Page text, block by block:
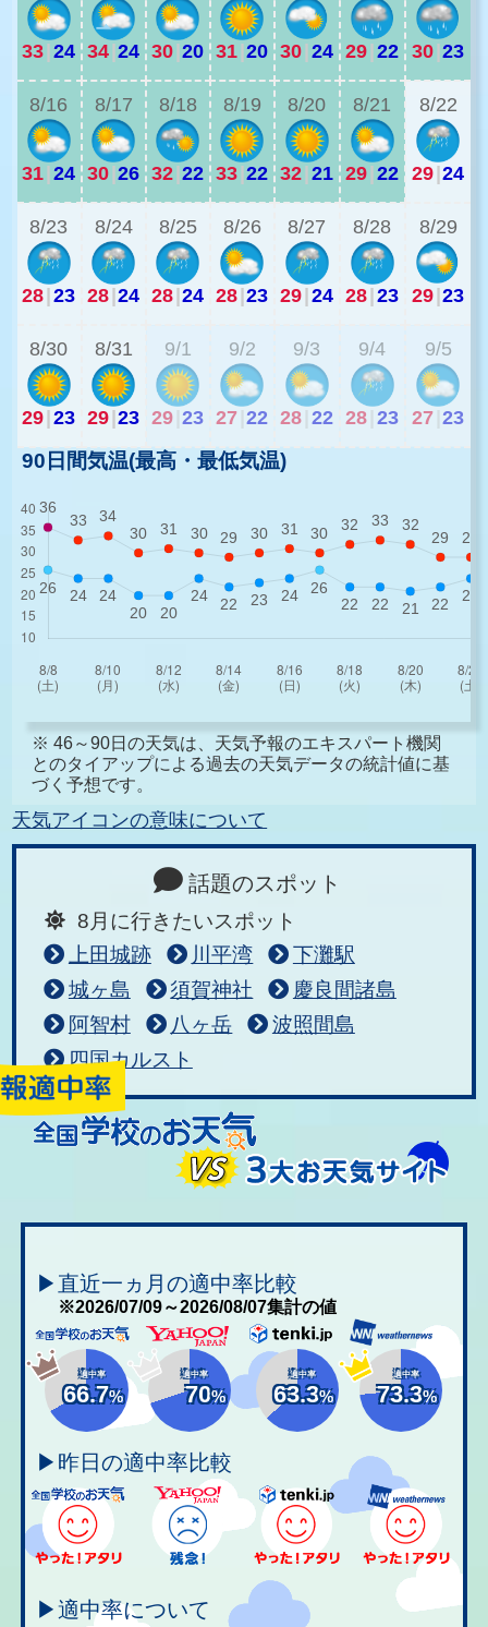
33|24 34|24 30|20 31|20 30|24 29|22 30|23
8/16
31|24
8/17
30|26
8/18
32|22
8/19
33|22
8/20
32|21
8/21
29|22
8/22
29|24
8/23
28|23
8/24
28|24
8/25
28|24
8/26
28|23
8/27
29|24
8/28
28|23
8/29
29|23
8/30
29|23
8/31
29|23
9/1
29 23
9/2
27 22
9/3
28 22
9/4
28 23
9/5
27 23
90日間気温(最高・最低気温)
※ 46～90日の天気は、天気予報のエキスパート機関
とのタイアップによる過去の天気データの統計値に基
づく予想です。
天気アイコンの意味について
話題のスポット
8月に行きたいスポット
上田城跡
川平湾
下灘駅
城ヶ島
須賀神社
慶良間諸島
阿智村
八ヶ岳
波照間島
四国カルスト
▶直近一ヵ月の適中率比較
※2026/07/09～2026/08/07集計の値
適中率
66.7%
適中率
70%
適中率
63.3%
適中率
73.3%
▶昨日の適中率比較
▶適中率について